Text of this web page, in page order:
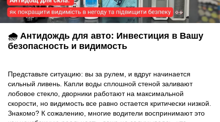
🌧️ Антидождь для авто: Инвестиция в Вашу
безопасность и видимость
Представьте ситуацию: вы за рулем, и вдруг начинается
сильный ливень. Капли воды сплошной стеной заливают
лобовое стекло, дворники работают на максимальной
скорости, но видимость все равно остается критически низкой.
Знакомо? К сожалению, многие водители воспринимают это